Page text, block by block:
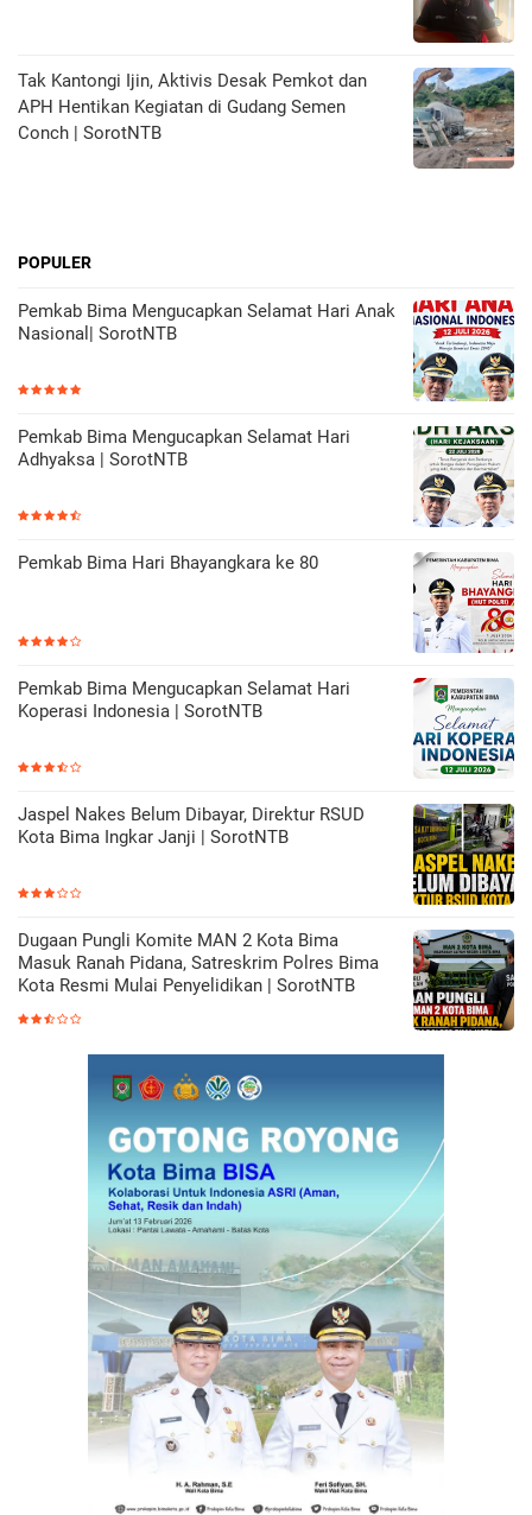
Tak Kantongi Ijin, Aktivis Desak Pemkot dan
APH Hentikan Kegiatan di Gudang Semen
Conch | SorotNTB
POPULER
Pemkab Bima Mengucapkan Selamat Hari Anak
Nasional| SorotNTB
Pemkab Bima Mengucapkan Selamat Hari
Adhyaksa | SorotNTB
Pemkab Bima Hari Bhayangkara ke 80
Pemkab Bima Mengucapkan Selamat Hari
Koperasi Indonesia | SorotNTB
Jaspel Nakes Belum Dibayar, Direktur RSUD
Kota Bima Ingkar Janji | SorotNTB
Dugaan Pungli Komite MAN 2 Kota Bima
Masuk Ranah Pidana, Satreskrim Polres Bima
Kota Resmi Mulai Penyelidikan | SorotNTB